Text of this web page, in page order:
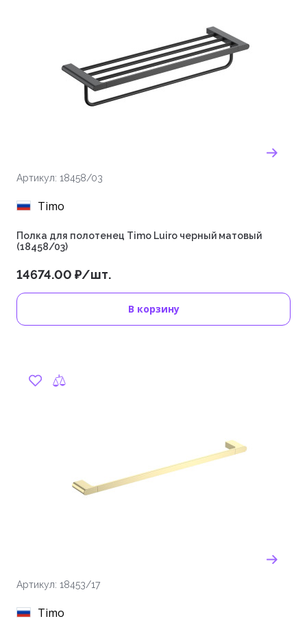
Артикул: 18458/03
Timo
Полка для полотенец Timo Luiro черный матовый
(18458/03)
14674.00 ₽/шт.
В корзину
Артикул: 18453/17
Timo